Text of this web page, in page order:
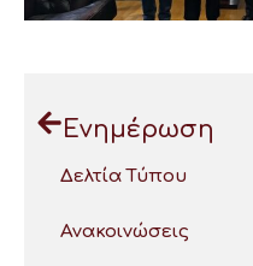
Ενημέρωση
Δελτία Τύπου
Ανακοινώσεις